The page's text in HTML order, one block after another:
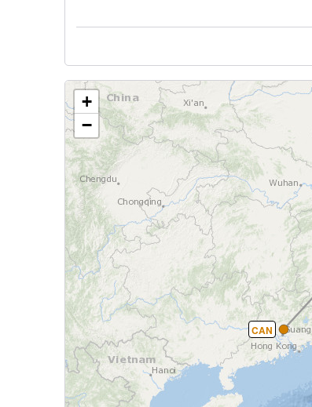
CAN
+
−